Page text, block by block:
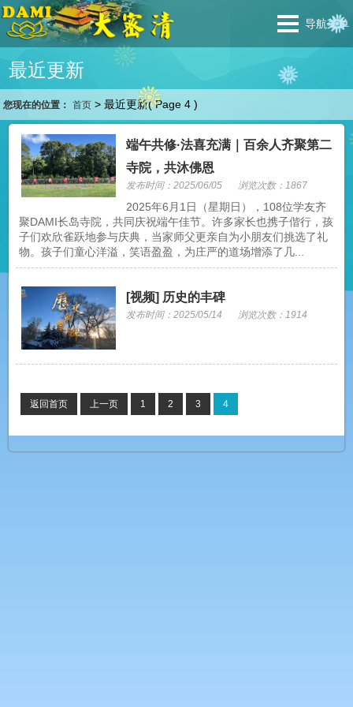
导航菜单
最近更新
您现在的位置： 首页 >最近更新( Page 4 )
端午共修·法喜充满｜百余人齐聚第二
寺院，共沐佛恩
发布时间：2025/06/05 浏览次数：1867
2025年6月1日（星期日），108位学友齐
聚DAMI长岛寺院，共同庆祝端午佳节。许多家长也携子偕行，孩
子们欢欣雀跃地参与庆典，当家师父更亲自为小朋友们挑选了礼
物。孩子们童心洋溢，笑语盈盈，为庄严的道场增添了几...
[视频] 历史的丰碑
发布时间：2025/05/14 浏览次数：1914
返回首页 上一页 1 2 3 4